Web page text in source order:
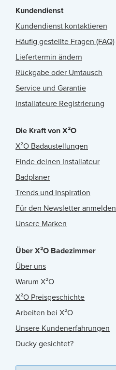
Kundendienst
Kundendienst kontaktieren
Häufig gestellte Fragen (FAQ)
Liefertermin ändern
Rückgabe oder Umtausch
Service und Garantie
Installateure Registrierung
Die Kraft von X²O
X²O Badaustellungen
Finde deinen Installateur
Badplaner
Trends und Inspiration
Für den Newsletter anmelden
Unsere Marken
Über X²O Badezimmer
Über uns
Warum X²O
X²O Preisgeschichte
Arbeiten bei X²O
Unsere Kundenerfahrungen
Ducky gesichtet?